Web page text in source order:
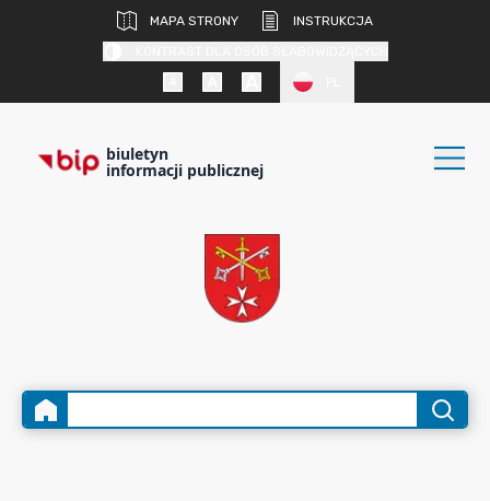
MAPA STRONY
INSTRUKCJA
biuletyn
informacji publicznej